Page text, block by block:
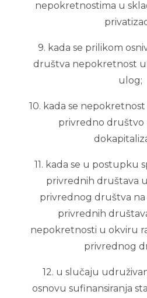
nepokretnostima u
9. kada se prilikom
društva nepokretnost
ulog;
10. kada se
privredno
11. kada se u postupku
privrednih društava
privrednog društva na
privrednih
nepokretnosti u okviru
privrednog
12. u slučaju
osnovu sufinansiranja